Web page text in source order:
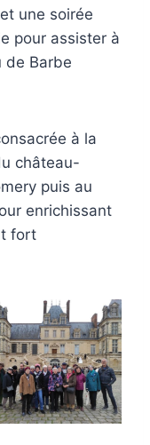
une soirée
pour assister à
de Barbe
à la
château-
puis au
enrichissant
fort